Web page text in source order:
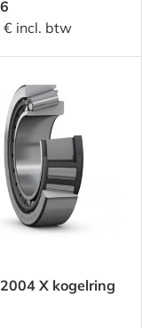
€ incl. btw
X kogelring